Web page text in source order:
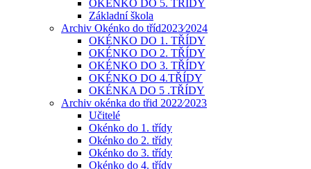
OKÉNKO DO 5. TŘÍDY
Základní škola
Archiv Okénko do tříd2023⁄2024
OKÉNKO DO 1. TŘÍDY
OKÉNKO DO 2. TŘÍDY
OKÉNKO DO 3. TŘÍDY
OKÉNKO DO 4.TŘÍDY
OKÉNKA DO 5 .TŘÍDY
Archiv okénka do třid 2022⁄2023
Učitelé
Okénko do 1. třídy
Okénko do 2. třídy
Okénko do 3. třídy
Okénko do 4. třídy